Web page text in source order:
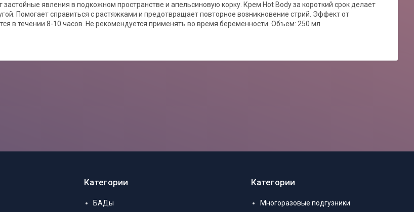
явления в подкожном пространстве и апельсиновую корку. Крем Hot Body за короткий срок делает
Помогает справиться с растяжками и предотвращает повторное возникновение стрий. Эффект от
в течении 8-10 часов. Не рекомендуется применять во время беременности. Объем: 250 мл
Категории
БАДы
Категории
Многоразовые подгузники